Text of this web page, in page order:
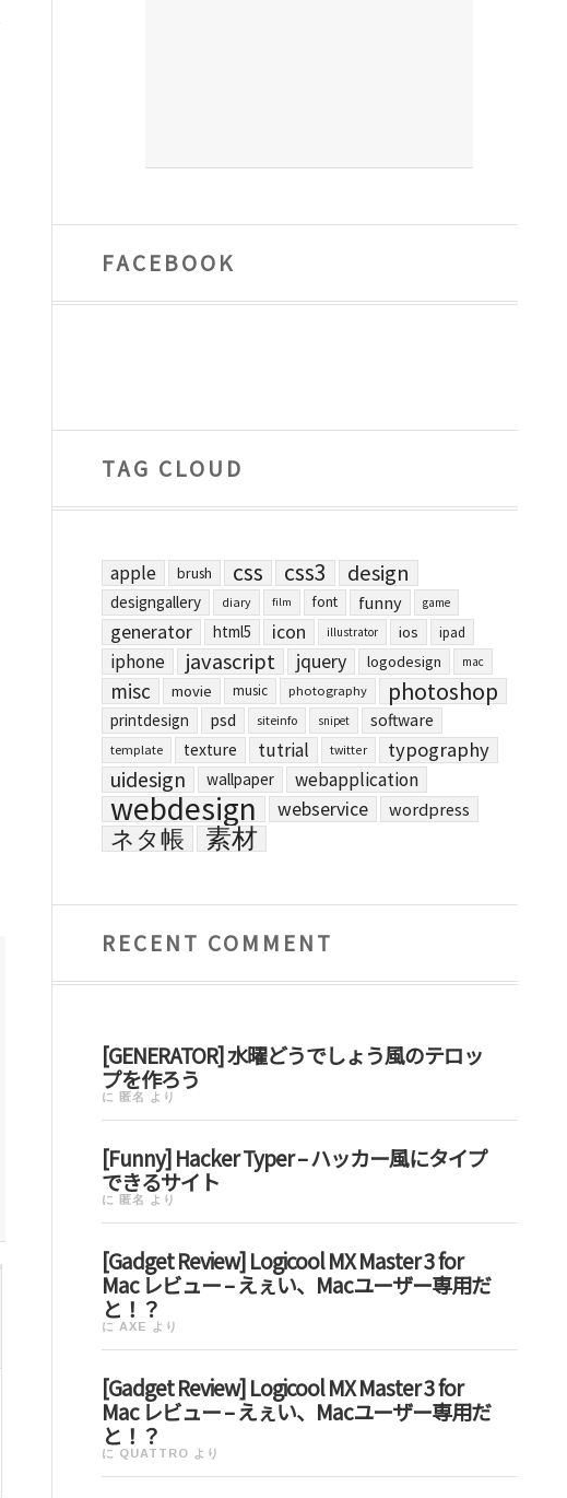
FACEBOOK
TAG CLOUD
apple brush css css3 design
designgallery diary film font funny game
generator html5 icon illustrator ios ipad
iphone javascript jquery logodesign mac
misc movie music photography photoshop
printdesign psd siteinfo snipet software
template texture tutrial twitter typography
uidesign wallpaper webapplication
webdesign webservice wordpress
ネタ帳 素材
RECENT COMMENT
[GENERATOR] 水曜どうでしょう風のテロッ
プを作ろう
に 匿名 より
[Funny] Hacker Typer – ハッカー風にタイプ
できるサイト
に 匿名 より
[Gadget Review] Logicool MX Master 3 for
Mac レビュー – えぇい、Macユーザー専用だ
と！？
に AXE より
[Gadget Review] Logicool MX Master 3 for
Mac レビュー – えぇい、Macユーザー専用だ
と！？
に QUATTRO より